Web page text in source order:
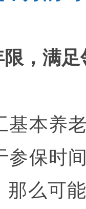
，满
基本养
参保时
那么可